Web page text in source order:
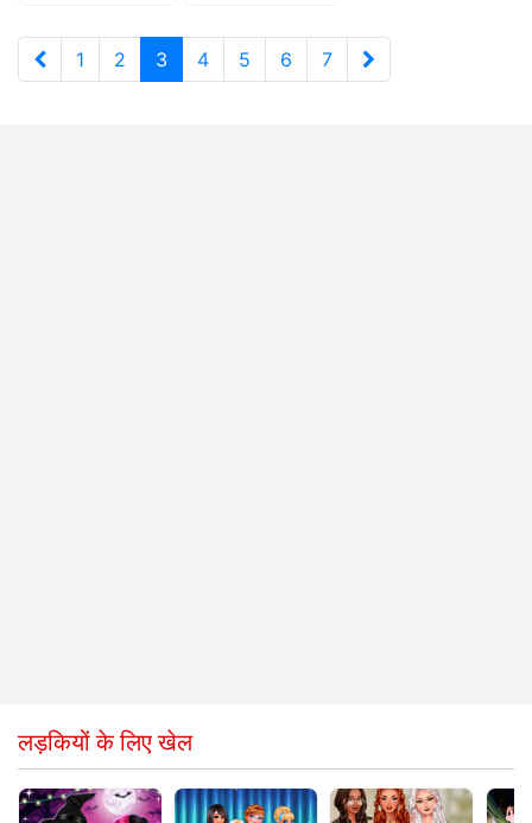
1 2 3 4 5 6 7
लड़कियों के लिए खेल